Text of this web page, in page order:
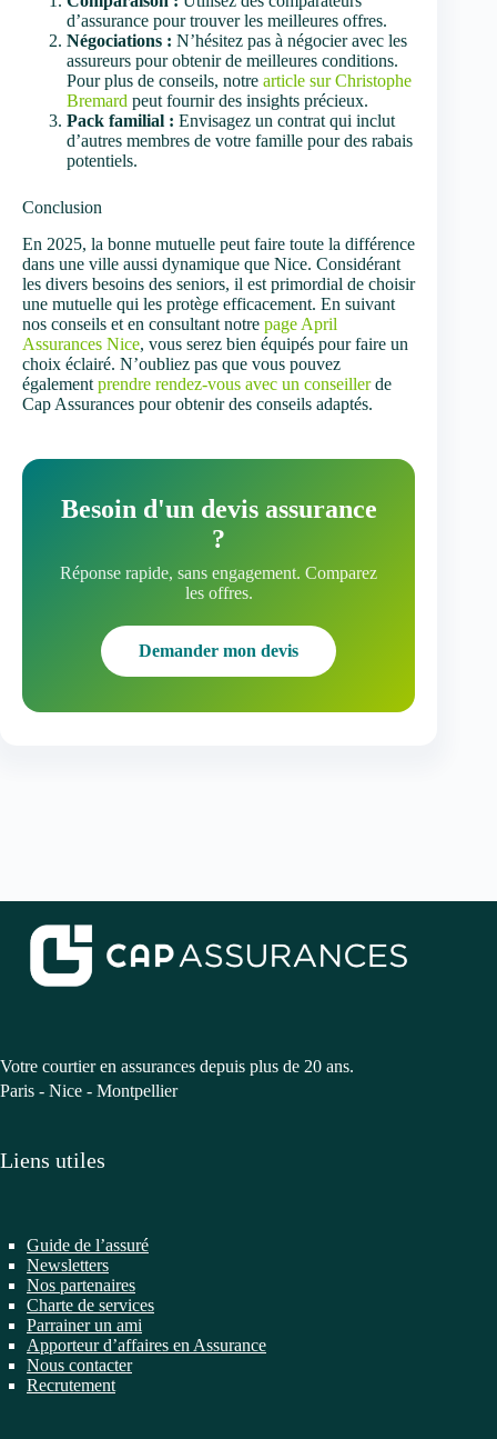
d’assurance pour trouver les meilleures offres.
Négociations : N’hésitez pas à négocier avec les
assureurs pour obtenir de meilleures conditions.
Pour plus de conseils, notre article sur Christophe
Bremard peut fournir des insights précieux.
Pack familial : Envisagez un contrat qui inclut
d’autres membres de votre famille pour des rabais
potentiels.
Conclusion
En 2025, la bonne mutuelle peut faire toute la différence
dans une ville aussi dynamique que Nice. Considérant
les divers besoins des seniors, il est primordial de choisir
une mutuelle qui les protège efficacement. En suivant
nos conseils et en consultant notre page April
Assurances Nice, vous serez bien équipés pour faire un
choix éclairé. N’oubliez pas que vous pouvez
également prendre rendez-vous avec un conseillerde
Cap Assurances pour obtenir des conseils adaptés.
Besoin d'un devis assurance
?
Réponse rapide, sans engagement. Comparez
les offres.
Demander mon devis
Votre courtier en assurances depuis plus de 20 ans.
Paris - Nice - Montpellier
Liens utiles
Guide de l’assuré
Newsletters
Nos partenaires
Charte de services
Parrainer un ami
Apporteur d’affaires en Assurance
Nous contacter
Recrutement